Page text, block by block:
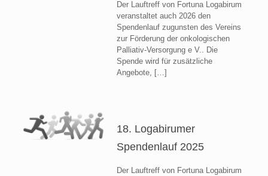
Der Lauftreff von Fortuna Logabirum
veranstaltet auch 2026 den
Spendenlauf zugunsten des Vereins
zur Förderung der onkologischen
Palliativ-Versorgung e V.. Die
Spende wird für zusätzliche
Angebote,
[…]
18. Logabirumer
Spendenlauf 2025
Der Lauftreff von Fortuna Logabirum